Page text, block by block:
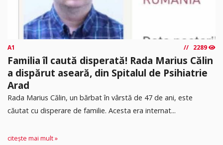
A1 2289
Familia îl caută disperată! Rada Marius Călin
a dispărut aseară, din Spitalul de Psihiatrie
Arad
Rada Marius Călin, un bărbat în vârstă de 47 de ani, este
căutat cu disperare de familie. Acesta era internat...
citește mai mult »